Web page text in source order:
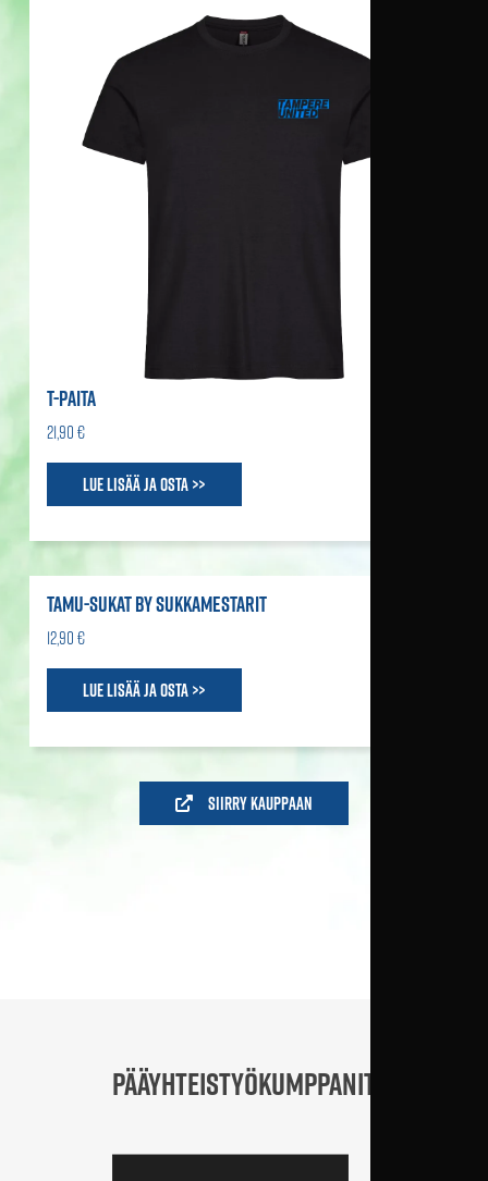
T-PAITA
21,90 €
Lue lisää ja osta >>
TAMU-SUKAT BY SUKKAMESTARIT
12,90 €
Lue lisää ja osta >>
Siirry kauppaan
PÄÄYHTEISTYÖKUMPPANIT